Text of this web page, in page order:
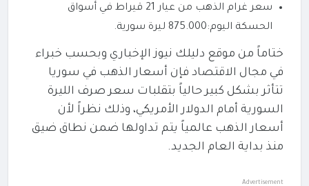
سعر غرام الذهب من عيار 21 قيراط في أسواق
الحسكة اليوم:875.000 ليرة سورية.
ختاماً من موقع دليلك نيوز الإخباري وبحسب خبراء
في مجال الاقتصاد فإن أسعار الذهب في سوريا
تتأثر بشكل كبير حالياً بتقلبات سعر صرف الليرة
السورية أمام الدولار الأمريكي، وذلك نظراً لأن
أسعار الذهب عالمياً يتم تداولها ضمن نطاق ضيق
منذ بداية العام الجديد.
Advertisement